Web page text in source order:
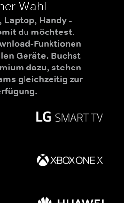
Wahl
Laptop, Handy -
du möchtest.
Funktionen
Geräte. Buchst
dazu, stehen
gleichzeitig zur